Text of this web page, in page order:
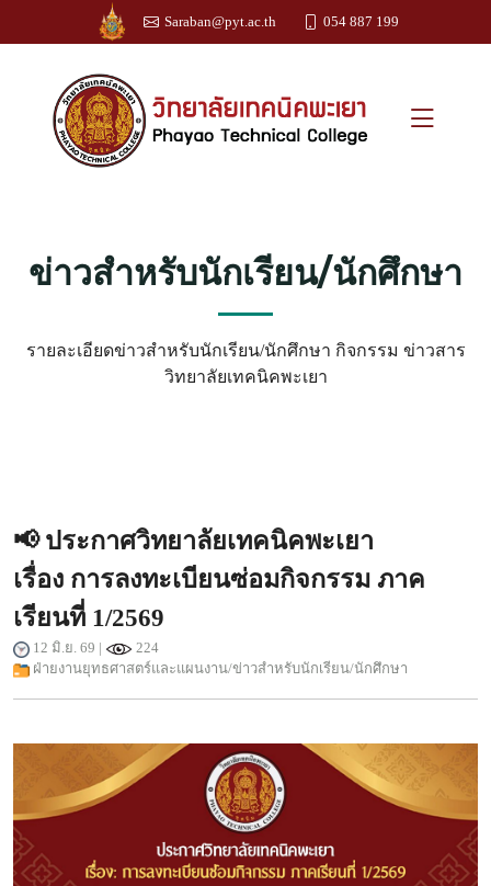
Saraban@pyt.ac.th 054 887 199
ข่าวสำหรับนักเรียน/นักศึกษา
รายละเอียดข่าวสำหรับนักเรียน/นักศึกษา กิจกรรม ข่าวสาร
วิทยาลัยเทคนิคพะเยา
📢 ประกาศวิทยาลัยเทคนิคพะเยา
เรื่อง การลงทะเบียนซ่อมกิจกรรม ภาค
เรียนที่ 1/2569
12 มิ.ย. 69 |
224
ฝ่ายงานยุทธศาสตร์และแผนงาน/ข่าวสำหรับนักเรียน/นักศึกษา